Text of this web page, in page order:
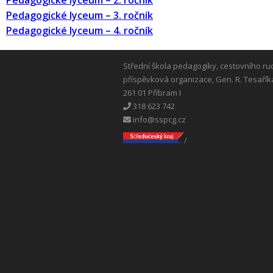
Pedagogické lyceum – 3. ročník
Pedagogické lyceum – 4. ročník
Střední škola pedagogiky, cestovního
příspěvková organizace, Gen. R.
261 01 Příbram I
318 623 742
info@sspcg.cz
/